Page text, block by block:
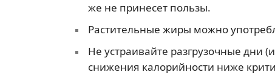
же не принесет пользы.
Растительные жиры можно
Не устраивайте разгрузочные дни
снижения калорийности ниже